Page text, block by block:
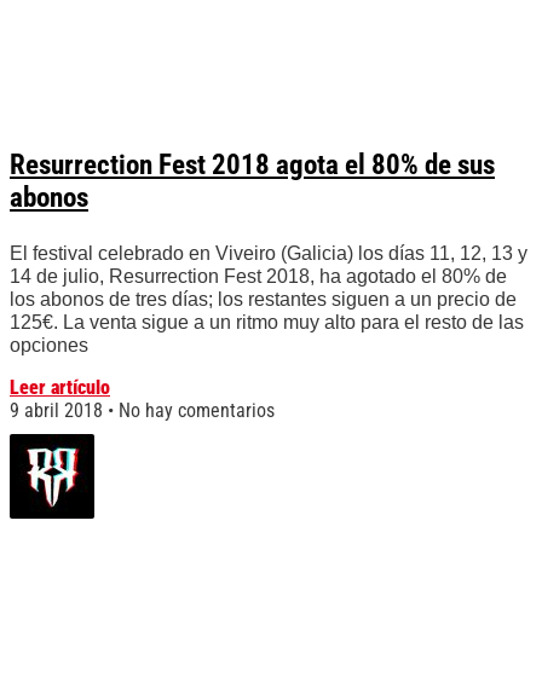
Resurrection Fest 2018 agota el 80% de sus
abonos
El festival celebrado en Viveiro (Galicia) los días 11, 12, 13 y
14 de julio, Resurrection Fest 2018, ha agotado el 80% de
los abonos de tres días; los restantes siguen a un precio de
125€. La venta sigue a un ritmo muy alto para el resto de las
opciones
Leer artículo
9 abril 2018
No hay comentarios